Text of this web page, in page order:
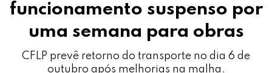
funcionamento suspenso por
uma semana para obras
CFLP prevê retorno do transporte no dia 6 de
outubro após melhorias na malha.